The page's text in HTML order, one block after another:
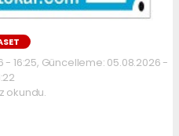
16:25, Güncelleme: 05.08.2026 -
okundu.